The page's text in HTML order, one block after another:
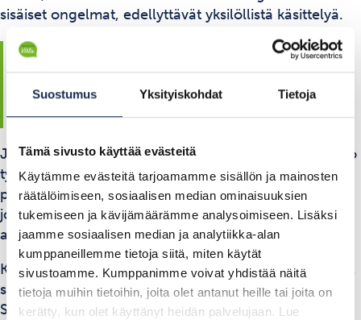
Suostumus Yksityiskohdat Tietoja
Tämä sivusto käyttää evästeitä
Käytämme evästeitä tarjoamamme sisällön ja mainosten
räätälöimiseen, sosiaalisen median ominaisuuksien
tukemiseen ja kävijämäärämme analysoimiseen. Lisäksi
jaamme sosiaalisen median ja analytiikka-alan
kumppaneillemme tietoja siitä, miten käytät
sivustoamme. Kumppanimme voivat yhdistää näitä
tietoja muihin tietoihin, joita olet antanut heille tai joita on
kerätty, kun olet käyttänyt heidän palvelujaan. Lue
sisäiset ongelmat, edellyttävät yksilöllistä käsittelyä.
Vaikutukset työyhteisöön ja
milloin valita vaihtoehtoinen
tuki
Johtajan henkilökohtainen valmennus vaikuttaa koko
työyhteisöön parantamalla johtajan hyvinvointia,
päätöksentekoa ja vuorovaikutustaitoja. Hyvinvoiva
johtaja luo positiivisen ilmapiirin ja pystyy tukemaan
alaistensa kehitystä tehokkaammin.
Kun johtaja saa apua omien haasteidensa käsittelyyn,
se näkyy välittömästi hänen johtamistyylissään.
Stressin ja ahdistuksen vähentyessä johtaja pystyy